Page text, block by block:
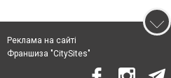
Реклама на сайті
Франшиза "CitySites"